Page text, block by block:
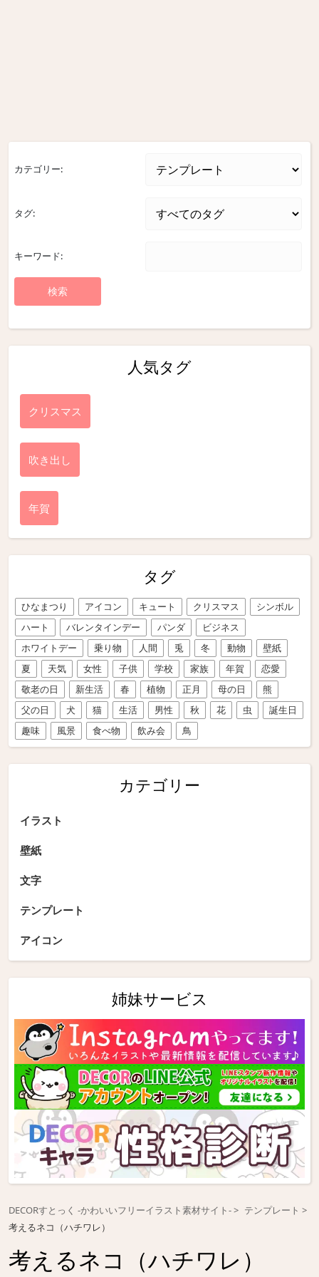
カテゴリー:
タグ:
キーワード:
人気タグ
クリスマス
吹き出し
年賀
タグ
ひなまつり アイコン キュート クリスマス
シンボル
ハート
バレンタインデー パンダ
ビジネス
ホワイトデー
乗り物 人間 兎 冬 動物
壁紙
夏
天気 女性 子供 学校 家族 年賀
恋愛
敬老の日
新生活 春 植物 正月 母の日
熊
父の日
犬 猫 生活 男性 秋 花 虫
誕生日
趣味
風景 食べ物 飲み会 鳥
カテゴリー
イラスト
壁紙
文字
テンプレート
アイコン
姉妹サービス
DECORすとっく -かわいいフリーイラスト素材サイト-
テンプレート
考えるネコ（ハチワレ）
考えるネコ（ハチワレ）